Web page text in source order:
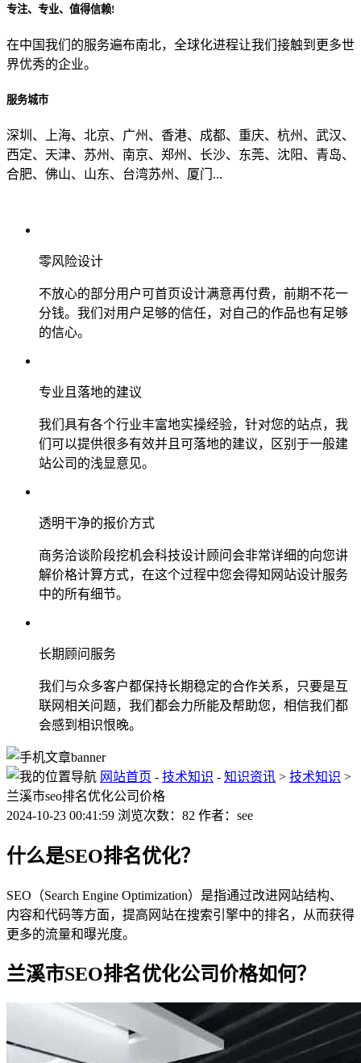
专注、专业、值得信赖!
在中国我们的服务遍布南北，全球化进程让我们接触到更多世
界优秀的企业。
服务城市
深圳、上海、北京、广州、香港、成都、重庆、杭州、武汉、
西定、天津、苏州、南京、郑州、长沙、东莞、沈阳、青岛、
合肥、佛山、山东、台湾苏州、厦门...
零风险设计
不放心的部分用户可首页设计满意再付费，前期不花一
分钱。我们对用户足够的信任，对自己的作品也有足够
的信心。
专业且落地的建议
我们具有各个行业丰富地实操经验，针对您的站点，我
们可以提供很多有效并且可落地的建议，区别于一般建
站公司的浅显意见。
透明干净的报价方式
商务洽谈阶段挖机会科技设计顾问会非常详细的向您讲
解价格计算方式，在这个过程中您会得知网站设计服务
中的所有细节。
长期顾问服务
我们与众多客户都保持长期稳定的合作关系，只要是互
联网相关问题，我们都会力所能及帮助您，相信我们都
会感到相识恨晚。
网站首页 - 技术知识 - 知识资讯 > 技术知识 >
兰溪市seo排名优化公司价格
2024-10-23 00:41:59 浏览次数：82 作者：see
什么是SEO排名优化？
SEO（Search Engine Optimization）是指通过改进网站结构、
内容和代码等方面，提高网站在搜索引擎中的排名，从而获得
更多的流量和曝光度。
兰溪市SEO排名优化公司价格如何？